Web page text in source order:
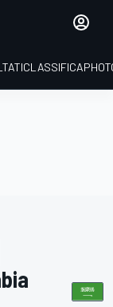
CLASSIFICA